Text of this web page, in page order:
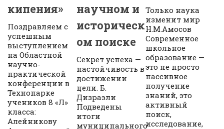
кипения»
Поздравляем с
успешным
выступлением
на Областной
научно-
практической
конференции в
Технопарке
учеников 8 «Л»
класса:
Алейникову
научном и
историческ
ом поиске
Секрет успеха —
настойчивость в
достижении
цели. Б.
Дизраэли
Подведены
итоги
муниципального
Только наука
изменит мир
Н.М.Амосов
Современное
школьное
образование —
это не просто
пассивное
получение
знаний, это
активный
поиск,
исследование,